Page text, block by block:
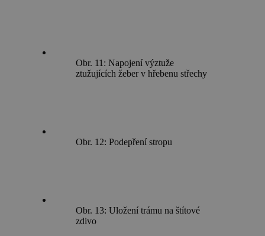
Obr. 11: Napojení výztuže
ztužujících žeber v hřebenu střechy
Obr. 12: Podepření stropu
Obr. 13: Uložení trámu na štítové
zdivo